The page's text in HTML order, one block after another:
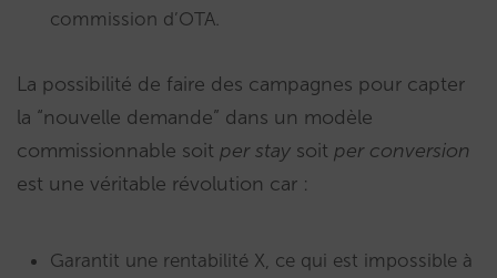
commission d’OTA.
La possibilité de faire des campagnes pour capter
la “nouvelle demande” dans un modèle
commissionnable soit per stay soit per conversion
est une véritable révolution car :
Garantit une rentabilité X, ce qui est impossible à